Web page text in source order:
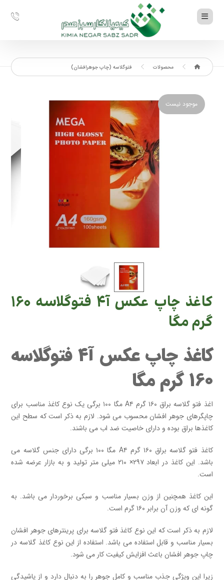
محصولات فتوگلاسه (چاپ جوهرافشان)
موجود نیست
کاغذ چاپ عکس آ۴ فتوگلاسه ۱۶۰
گرم مگا
کاغذ چاپ عکس آ۴ فتوگلاسه
۱۶۰ گرم مگا
اغذ فتو گلاسه براق ۱۶۰ گرم A۴ مگا ۱۰۰ برگی یک نوع کاغذ مناسب برای
چاپگرهای جوهر افشان محسوب می شود. لازم به ذکر است که سطح این
کاغذها براق بوده و دارای خاصیت ضد اب می باشند.
کاغذ فتو گلاسه براق ۱۶۰ گرم A۴ مگا ۱۰۰ برگی دارای جنس گلاسه می
باشد. این کاغذ در ابعاد ۲۹۷× ۲۱۰ میلی متر تولید و به بازار عرضه شده
است.
این کاغذ همچنین از وزن بسیار مناسب و سبکی برخوردار می باشد. به
گونه ای که وزن آن برابر ۱۶۰ گرم است.
لازم به ذکر است که این نوع کاغذ فتو گلاسه برای پرینترهای جوهر افشان
بسیار مناسب و قابل استفاده می باشد. استفاده از این نوع کاغذ گلاسه در
چاپ جوهر افشان باعث افزایش کیفیت کار می شود.
زیرا این ویژگی جذب مناسب و کامل جوهر را به دنبال دارد و از پاشیدگی